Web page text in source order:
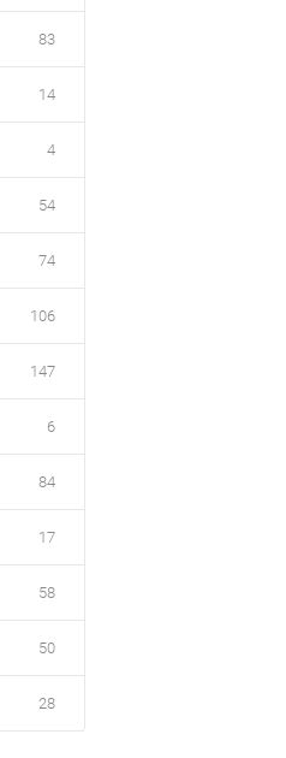
83
14
4
54
74
106
147
6
84
17
58
50
28